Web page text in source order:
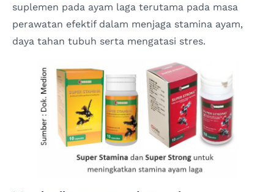
suplemen pada ayam laga terutama pada masa
perawatan efektif dalam menjaga stamina ayam,
daya tahan tubuh serta mengatasi stres.